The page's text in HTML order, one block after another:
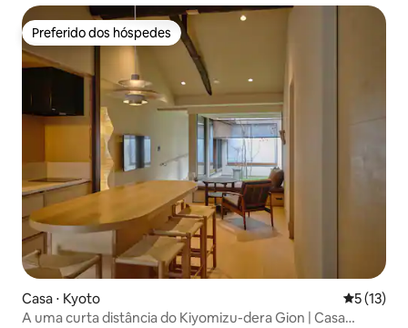
Preferido dos hóspedes
Preferido dos hóspedes
Casa ⋅ Kyoto 5 de uma
5 (13)
A uma curta distância do Kiyomizu-dera Gion | Casa